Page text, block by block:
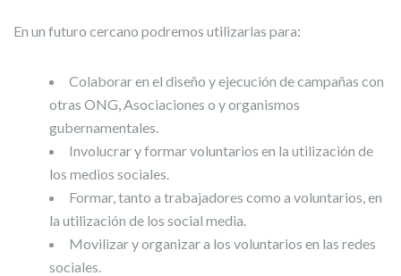
En un futuro cercano podremos utilizarlas para:
Colaborar en el diseño y ejecución de campañas con
otras ONG, Asociaciones o y organismos
gubernamentales.
Involucrar y formar voluntarios en la utilización de
los medios sociales.
Formar, tanto a trabajadores como a voluntarios, en
la utilización de los social media.
Movilizar y organizar a los voluntarios en las redes
sociales.